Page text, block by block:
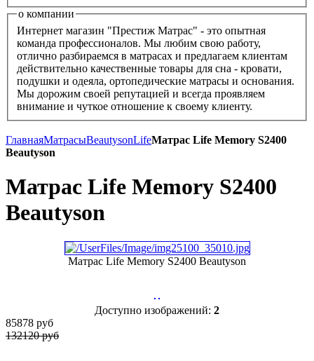
о компании
Интернет магазин "Престиж Матрас" - это опытная
команда профессионалов. Мы любим свою работу,
отлично разбираемся в матрасах и предлагаем клиентам
действительно качественные товары для сна - кровати,
подушки и одеяла, ортопедические матрасы и основания.
Мы дорожим своей репутацией и всегда проявляем
внимание и чуткое отношение к своему клиенту.
ГлавнаяМатрасыBeautysonLifeМатрас Life Memory S2400
Beautyson
Матрас Life Memory S2400
Beautyson
Матрас Life Memory S2400 Beautyson
Доступно изображений: 2
85878 руб
132120 руб